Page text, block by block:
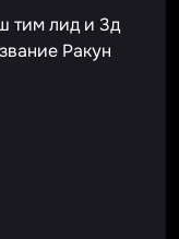
тим лид и 3д
Ракун